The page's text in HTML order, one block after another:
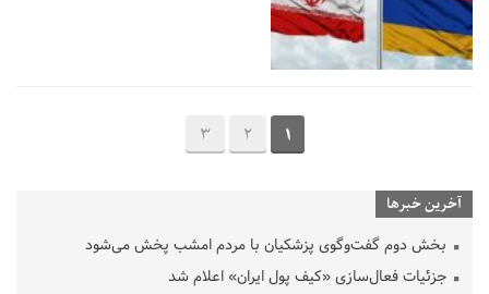
1
2
3
آخرین خبرها
بخش دوم گفت‌وگوی پزشکیان با مردم امشب پخش می‌شود
جزئیات فعال‌سازی «کیف پول ایران» اعلام شد